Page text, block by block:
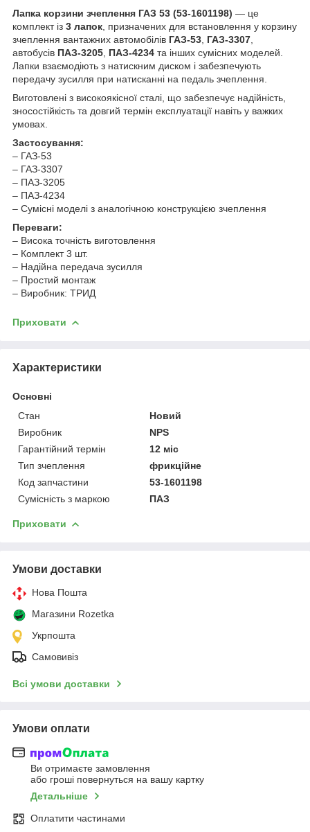
Лапка корзини зчеплення ГАЗ 53 (53-1601198) — це
комплект із 3 лапок , призначених для встановлення у корзину
зчеплення вантажних автомобілів ГАЗ-53 ГАЗ-3307
автобусів ПАЗ-3205 ПАЗ-4234 та інших сумісних моделей.
Лапки взаємодіють з натискним диском і забезпечують
передачу зусилля при натисканні на педаль зчеплення.
Виготовлені з високоякісної сталі, що забезпечує надійність,
зносостійкість та довгий термін експлуатації навіть у важких
умовах.
Застосування:
– ГАЗ-53
– ГАЗ-3307
– ПАЗ-3205
– ПАЗ-4234
– Сумісні моделі з аналогічною конструкцією зчеплення
Переваги:
– Висока точність виготовлення
– Комплект 3 шт.
– Надійна передача зусилля
– Простий монтаж
– Виробник: ТРИД
Приховати
Характеристики
Основні
Стан
Новий
Виробник
NPS
Гарантійний термін
12 міс
Тип зчеплення
фрикційне
Код запчастини
53-1601198
Сумісність з маркою
ПАЗ
Приховати
Умови доставки
Нова Пошта
Магазини Rozetka
Укрпошта
Самовивіз
Всі умови доставки
Умови оплати
Ви отримаєте замовлення
або гроші повернуться на вашу картку
Детальніше
Оплатити частинами